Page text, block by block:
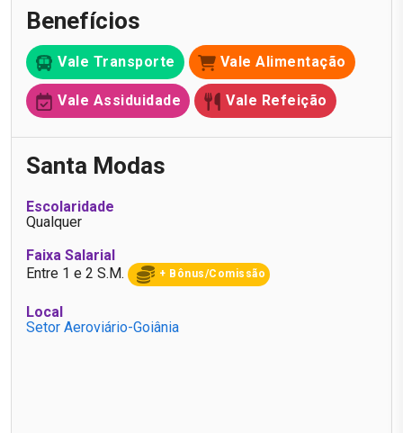
Benefícios
Vale Transporte Vale Alimentação
Vale Assiduidade Vale Refeição
Santa Modas
Escolaridade
Qualquer
Faixa Salarial
Entre 1 e 2 S.M.
+ Bônus/Comissão
Local
Setor Aeroviário-Goiânia